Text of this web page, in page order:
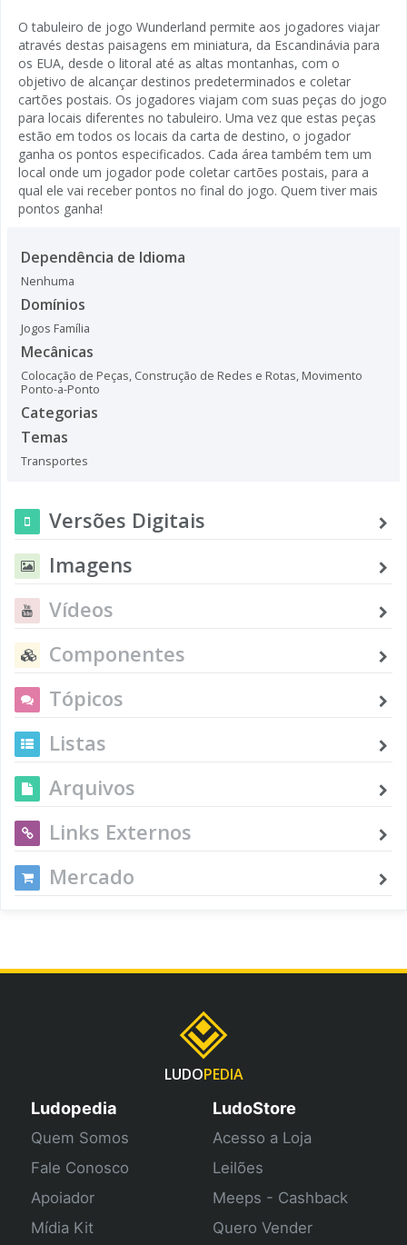
O tabuleiro de jogo Wunderland permite aos jogadores viajar
através destas paisagens em miniatura, da Escandinávia para
os EUA, desde o litoral até as altas montanhas, com o
objetivo de alcançar destinos predeterminados e coletar
cartões postais. Os jogadores viajam com suas peças do jogo
para locais diferentes no tabuleiro. Uma vez que estas peças
estão em todos os locais da carta de destino, o jogador
ganha os pontos especificados. Cada área também tem um
local onde um jogador pode coletar cartões postais, para a
qual ele vai receber pontos no final do jogo. Quem tiver mais
pontos ganha!
Dependência de Idioma
Nenhuma
Domínios
Jogos Família
Mecânicas
Colocação de Peças, Construção de Redes e Rotas, Movimento
Ponto-a-Ponto
Categorias
Temas
Transportes
Versões Digitais
Imagens
Vídeos
Componentes
Tópicos
Listas
Arquivos
Links Externos
Mercado
LUDOPEDIA
Ludopedia
Quem Somos
Fale Conosco
Apoiador
Mídia Kit
LudoStore
Acesso a Loja
Leilões
Meeps - Cashback
Quero Vender